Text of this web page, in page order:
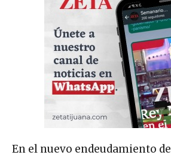
En el nuevo endeudamiento